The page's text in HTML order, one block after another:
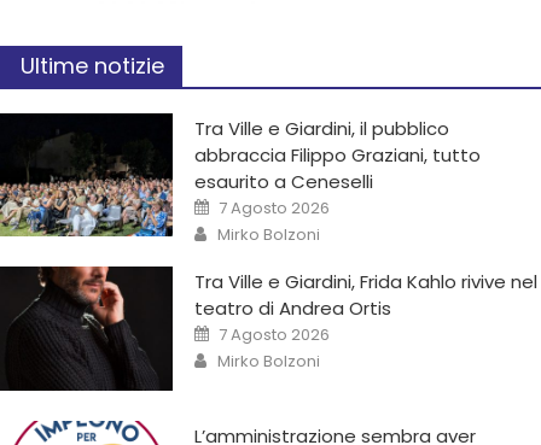
Ultime notizie
Tra Ville e Giardini, il pubblico
abbraccia Filippo Graziani, tutto
esaurito a Ceneselli
7 Agosto 2026
Mirko Bolzoni
Tra Ville e Giardini, Frida Kahlo rivive nel
teatro di Andrea Ortis
7 Agosto 2026
Mirko Bolzoni
L’amministrazione sembra aver